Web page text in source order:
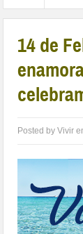
14 de
Posted byVivir